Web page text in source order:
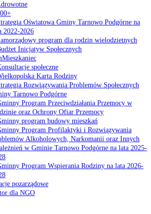
Oświatowa Gminy Tarnowo Podgórne na
2022-2026
program dla rodzin wielodzietnych
Inicjatyw Społecznych
społeczne
Karta Rodziny
Rozwiązywania Problemów Społecznych
Tarnowo Podgórne
Program Przeciwdziałania Przemocy w
oraz Ochrony Ofiar Przemocy
program budowy mieszkań
Program Profilaktyki i Rozwiązywania
Alkoholowych, Narkomanii oraz Innych
w Gminie Tarnowo Podgórne na lata 2025-
Program Wspierania Rodziny na lata 2026-
pozarządowe
dla NGO